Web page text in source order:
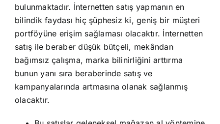
bulunmaktadır. İnternetten satış yapmanın en
bilindik faydası hiç şüphesiz ki, geniş bir müşteri
portföyüne erişim sağlaması olacaktır. İnternetten
satış ile beraber düşük bütçeli, mekândan
bağımsız çalışma, marka bilinirliğini arttırma
bunun yanı sıra beraberinde satış ve
kampanyalarında artmasına olanak sağlanmış
olacaktır.